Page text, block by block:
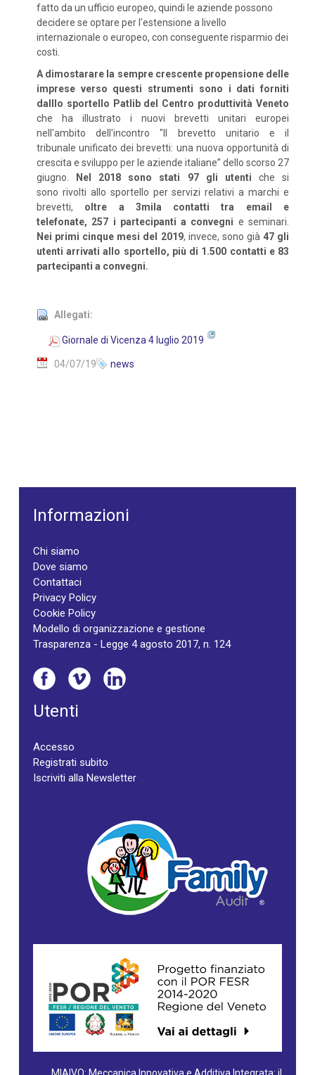
fatto da un ufficio europeo, quindi le aziende possono
decidere se optare per l'estensione a livello
internazionale o europeo, con conseguente risparmio dei
costi.
A dimostarare la sempre crescente propensione delle
imprese verso questi strumenti sono i dati forniti
dalllo sportello Patlib del Centro produttività Veneto
che ha illustrato i nuovi brevetti unitari europei
nell'ambito dell'incontro "Il brevetto unitario e il
tribunale unificato dei brevetti: una nuova opportunità di
crescita e sviluppo per le aziende italiane” dello scorso 27
giugno.
Nel 2018 sono stati 97 gli utenti che si
sono rivolti allo sportello per servizi relativi a marchi e
brevetti, oltre a 3mila contatti tra email e
telefonate, 257 i partecipanti a convegni e seminari.
Nei primi cinque mesi del 2019, invece, sono già 47 gli
utenti arrivati allo sportello, più di 1.500 contatti e 83
partecipanti a convegni.
Allegati:
Giornale di Vicenza 4 luglio 2019
04/07/19 news
Informazioni
Chi siamo
Dove siamo
Contattaci
Privacy Policy
Cookie Policy
Modello di organizzazione e gestione
Trasparenza - Legge 4 agosto 2017, n. 124
Utenti
Accesso
Registrati subito
Iscriviti alla Newsletter
MIAIVO: Meccanica Innovativa e Additiva Integrata: il